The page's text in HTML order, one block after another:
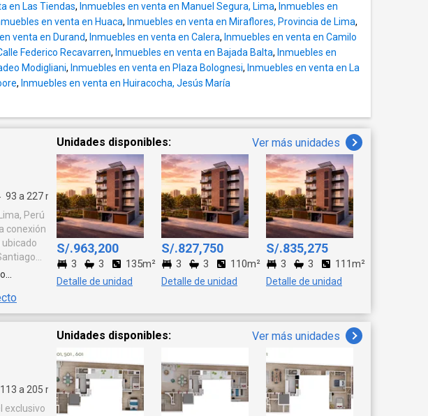
walkin closet y baño incorporado -2
(1 puede ser para estudio) -Baño completo
VISITAS >>> 9 4 9 2 5
en Las Tiendas, Inmuebles en venta en Manuel Segura, Lima, Inmuebles en
en venta en Huaca, Inmuebles en venta en Miraflores, Provincia de Lima,
venta en Durand, Inmuebles en venta en Calera, Inmuebles en venta en Camilo
Federico Recavarren, Inmuebles en venta en Bajada Balta, Inmuebles en
Modigliani, Inmuebles en venta en Plaza Bolognesi, Inmuebles en venta en La
, Inmuebles en venta en Huiracocha, Jesús María
· 93 a 227
m²
Perú
conexión
de la Av.
nuevo
los
son
su día a
Unidades disponibles: Ver más unidades
S/.963,200
3 3 135m²
Detalle de unidad
S/.827,750
3 3 110m²
Detalle de unidad
S/.835,275
3 3 111m²
Detalle de unidad
113 a 205
m²
exclusivo
Unidades disponibles: Ver más unidades